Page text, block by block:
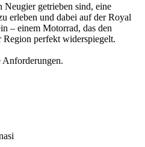
Neugier getrieben sind, eine
erleben und dabei auf der Royal
– einem Motorrad, das den
Region perfekt widerspiegelt.
Anforderungen.